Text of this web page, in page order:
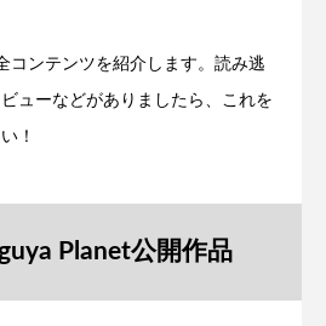
コンテンツを紹介します。読み逃
ューなどがありましたら、これを
！
Planet公開作品